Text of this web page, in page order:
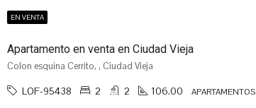
EN VENTA
Apartamento en venta en Ciudad Vieja
Colon esquina Cerrito, , Ciudad Vieja
LOF-95438 2 2 106.00 APARTAMENTOS